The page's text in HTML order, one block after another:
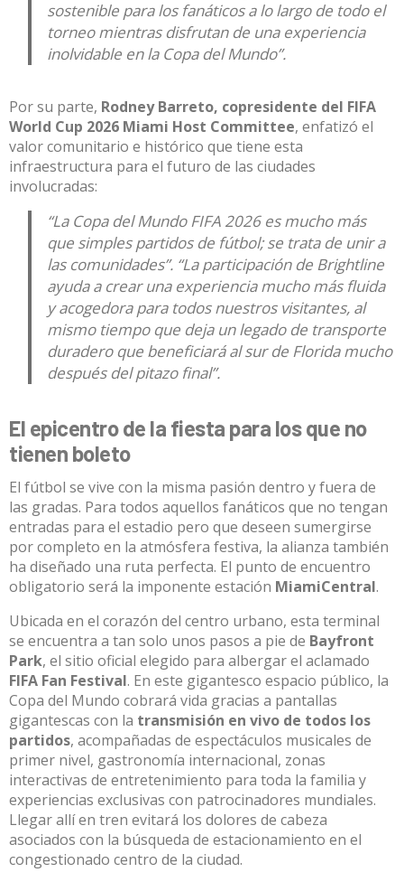
sostenible para los fanáticos a lo largo de todo el
torneo mientras disfrutan de una experiencia
inolvidable en la Copa del Mundo”.
Por su parte, Rodney Barreto, copresidente del FIFA
World Cup 2026 Miami Host Committee, enfatizó el
valor comunitario e histórico que tiene esta
infraestructura para el futuro de las ciudades
involucradas:
“La Copa del Mundo FIFA 2026 es mucho más
que simples partidos de fútbol; se trata de unir a
las comunidades”. “La participación de Brightline
ayuda a crear una experiencia mucho más fluida
y acogedora para todos nuestros visitantes, al
mismo tiempo que deja un legado de transporte
duradero que beneficiará al sur de Florida mucho
después del pitazo final”.
El epicentro de la fiesta para los que no
tienen boleto
El fútbol se vive con la misma pasión dentro y fuera de
las gradas. Para todos aquellos fanáticos que no tengan
entradas para el estadio pero que deseen sumergirse
por completo en la atmósfera festiva, la alianza también
ha diseñado una ruta perfecta. El punto de encuentro
obligatorio será la imponente estación MiamiCentral.
Ubicada en el corazón del centro urbano, esta terminal
se encuentra a tan solo unos pasos a pie de Bayfront
Park, el sitio oficial elegido para albergar el aclamado
FIFA Fan Festival. En este gigantesco espacio público, la
Copa del Mundo cobrará vida gracias a pantallas
gigantescas con la transmisión en vivo de todos los
partidos, acompañadas de espectáculos musicales de
primer nivel, gastronomía internacional, zonas
interactivas de entretenimiento para toda la familia y
experiencias exclusivas con patrocinadores mundiales.
Llegar allí en tren evitará los dolores de cabeza
asociados con la búsqueda de estacionamiento en el
congestionado centro de la ciudad.